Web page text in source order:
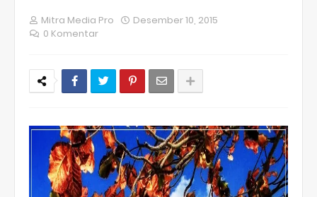
Mitra Media Pro
Desember 10, 2015
0 Komentar